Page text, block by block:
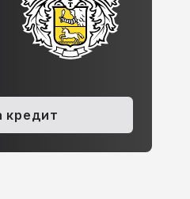
Chevrolet Orlando,
кредит